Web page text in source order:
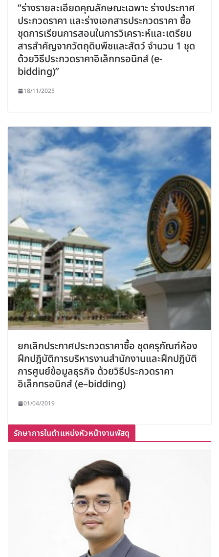
“ร่างรายละเอียดคุณลักษณะเฉพาะ ร่างประกาศ
ประกวดราคา และร่างเอกสารประกวดราคา ซื้อ
ชุดการเรียนการสอนในการวิเคราะห์และเตรียม
สารสำคัญจากวัตถุดิบพืชและสัตว์ จำนวน 1 ชุด
ด้วยวิธีประกวดราคาอิเล็กทรอนิกส์ (e-
bidding)”
18/11/2025
ยกเลิกประกาศประกวดราคาซื้อ ชุดครุภัณฑ์ห้อง
ฝึกปฎิบัติการบริหารงานสำนักงานและฝึกปฎิบัติ
การศูนย์ข้อมูลธุรกิจ ด้วยวิธีประกวดราคา
อิเล็กทรอนิกส์ (e–bidding)
01/04/2019
รักษาการในตำแหน่งหัวหน้างานพัสดุ